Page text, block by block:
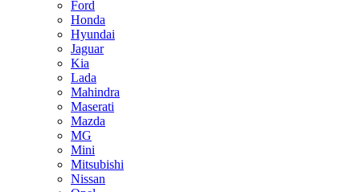
Ford
Honda
Hyundai
Jaguar
Kia
Lada
Mahindra
Maserati
Mazda
MG
Mini
Mitsubishi
Nissan